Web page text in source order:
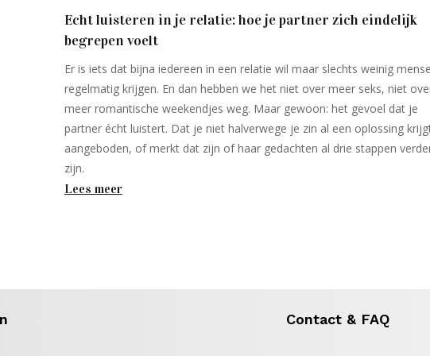
Echt luisteren in je relatie: hoe je partner zich eindelijk
begrepen voelt
Er is iets dat bijna iedereen in een relatie wil maar slechts weinig
regelmatig krijgen. En dan hebben we het niet over meer seks, niet
meer romantische weekendjes weg. Maar gewoon: het gevoel dat je
partner écht luistert. Dat je niet halverwege je zin al een oplossing
aangeboden, of merkt dat zijn of haar gedachten al drie stappen
zijn.
Lees meer
Contact & FAQ